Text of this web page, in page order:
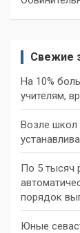
Свежие
На 10%
учителям,
Возле школ
По 5 тысяч
порядок
Юные